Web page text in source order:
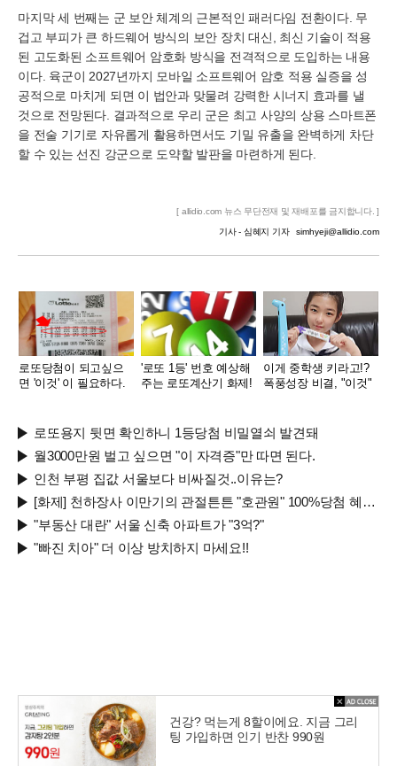
마지막 세 번째는 군 보안 체계의 근본적인 패러다임 전환이다. 무
겁고 부피가 큰 하드웨어 방식의 보안 장치 대신, 최신 기술이 적용
된 고도화된 소프트웨어 암호화 방식을 전격적으로 도입하는 내용
이다. 육군이 2027년까지 모바일 소프트웨어 암호 적용 실증을 성
공적으로 마치게 되면 이 법안과 맞물려 강력한 시너지 효과를 낼
것으로 전망된다. 결과적으로 우리 군은 최고 사양의 상용 스마트폰
을 전술 기기로 자유롭게 활용하면서도 기밀 유출을 완벽하게 차단
할 수 있는 선진 강군으로 도약할 발판을 마련하게 된다.
[ allidio.com 뉴스 무단전재 및 재배포를 금지합니다. ]
기사 - 심혜지 기자 simhyeji@allidio.com
로또당첨이 되고싶으
면 '이것' 이 필요하다.
'로또 1등' 번호 예상해
주는 로또계산기 화제!
이게 중학생 키라고!?
폭풍성장 비결, "이것"
로또용지 뒷면 확인하니 1등당첨 비밀열쇠 발견돼
월3000만원 벌고 싶으면 "이 자격증"만 따면 된다.
인천 부평 집값 서울보다 비싸질것..이유는?
[화제] 천하장사 이만기의 관절튼튼 "호관원" 100%당첨 혜택 난리나!!
"부동산 대란" 서울 신축 아파트가 "3억?"
"빠진 치아" 더 이상 방치하지 마세요!!
건강? 먹는게 8할이에요. 지금 그리
팅 가입하면 인기 반찬 990원